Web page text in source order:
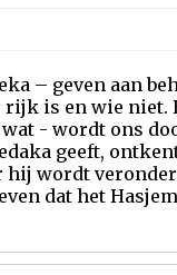
– geven aan
rijk is en wie
- wordt ons
geeft,
wordt
dat het